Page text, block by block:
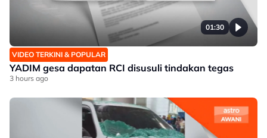
01:30
VIDEO TERKINI & POPULAR
YADIM gesa dapatan RCI disusuli tindakan tegas
3 hours ago